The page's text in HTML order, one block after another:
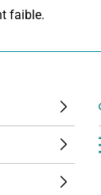
faible.